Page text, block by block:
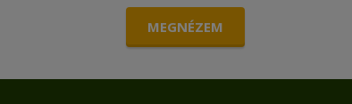
MEGNÉZEM